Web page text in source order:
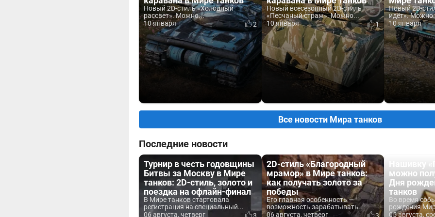
Новый 2D-стиль «Холодный
рассвет». Можно...
10 января
2
Новый всесезонный 2D-стиль
«Песчаный страж». Можно...
10 января
1
Новый 2D-
идёт».
10 января
Все новости Мира танков
Последние новости
Турнир в честь годовщины
Битвы за Москву в Мире
танков: 2D-стиль, золото и
поездка на офлайн-финал
В Мире танков стартовала
регистрация на специальный...
06 августа, четверг
2D-стиль «Благородный
мрамор» в Мире танков:
как получать золото за
победы
Его главная особенность —
возможность зарабатывать...
06 августа, четверг
можно
Дня
танков
Во время
рождения
05 августа,